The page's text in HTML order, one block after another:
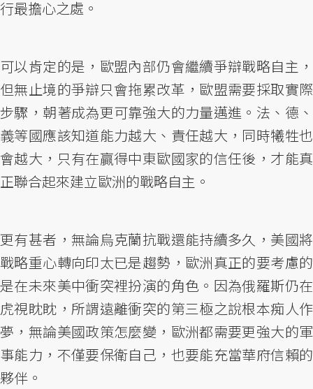
行最擔心之處。
可以肯定的是，歐盟內部仍會繼續爭辯戰略自主，
但無止境的爭辯只會拖累改革，歐盟需要採取實際
步驟，朝著成為更可靠強大的力量邁進。法、德、
義等國應該知道能力越大、責任越大，同時犧牲也
會越大，只有在贏得中東歐國家的信任後，才能真
正聯合起來建立歐洲的戰略自主。
更有甚者，無論烏克蘭抗戰還能持續多久，美國將
戰略重心轉向印太已是趨勢，歐洲真正的要考慮的
是在未來美中衝突裡扮演的角色。因為俄羅斯仍在
虎視眈眈，所謂遠離衝突的第三極之說根本痴人作
夢，無論美國政策怎麼變，歐洲都需要更強大的軍
事能力，不僅要保衛自己，也要能充當華府信賴的
夥伴。